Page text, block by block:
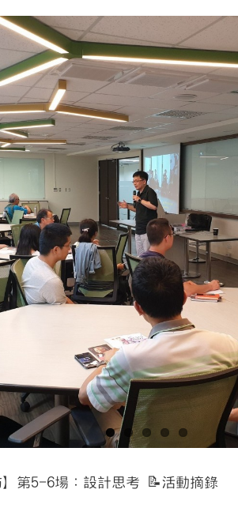
】第5-6場：設計思考 📝活動摘錄